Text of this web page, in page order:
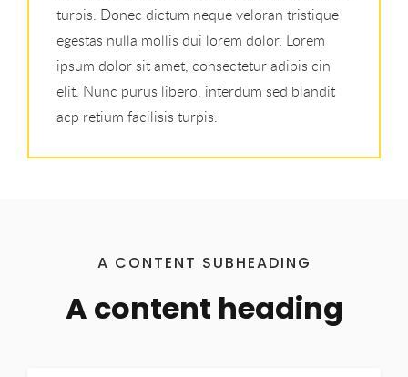
turpis. Donec dictum neque veloran tristique
egestas nulla mollis dui lorem dolor. Lorem
ipsum dolor sit amet, consectetur adipis cin
elit. Nunc purus libero, interdum sed blandit
acp retium facilisis turpis.
A CONTENT SUBHEADING
A content heading